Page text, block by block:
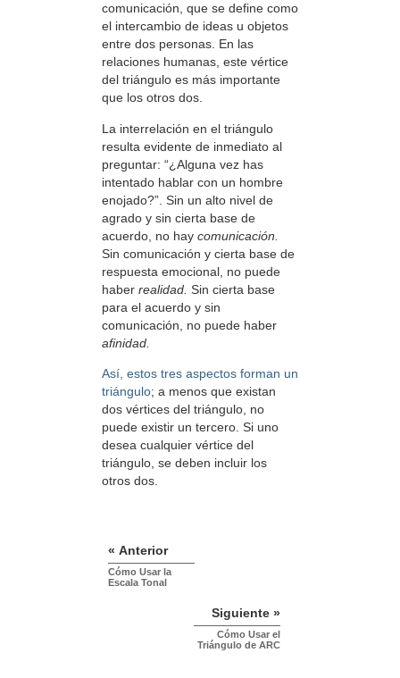
comunicación, que se define como
el intercambio de ideas u objetos
entre dos personas. En las
relaciones humanas, este vértice
del triángulo es más importante
que los otros dos.
La interrelación en el triángulo
resulta evidente de inmediato al
preguntar: “¿Alguna vez has
intentado hablar con un hombre
enojado?”. Sin un alto nivel de
agrado y sin cierta base de
acuerdo, no hay comunicación.
Sin comunicación y cierta base de
respuesta emocional, no puede
haber realidad. Sin cierta base
para el acuerdo y sin
comunicación, no puede haber
afinidad.
Así, estos tres aspectos forman un
triángulo; a menos que existan
dos vértices del triángulo, no
puede existir un tercero. Si uno
desea cualquier vértice del
triángulo, se deben incluir los
otros dos.
« Anterior
Cómo Usar la
Escala Tonal
Siguiente »
Cómo Usar el
Triángulo de ARC